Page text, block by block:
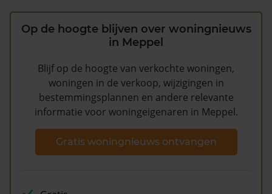
Op de hoogte blijven over woningnieuws
in Meppel
Blijf op de hoogte van verkochte woningen,
woningen in de verkoop, wijzigingen in
bestemmingsplannen en andere relevante
informatie voor woningeigenaren in Meppel.
Gratis woningnieuws ontvangen